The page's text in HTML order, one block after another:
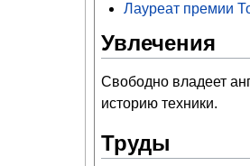
Лауреат премии
Увлечения
Свободно владеет
историю техники.
Труды